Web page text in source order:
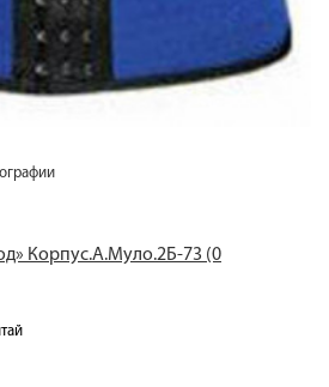
Корпус.А.Муло.2Б-73 (0